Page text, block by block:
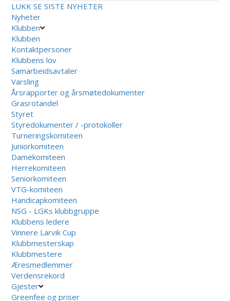
LUKK SE SISTE NYHETER
Nyheter
Klubben
Klubben
Kontaktpersoner
Klubbens lov
Samarbeidsavtaler
Varsling
Årsrapporter og årsmøtedokumenter
Grasrotandel
Styret
Styredokumenter / -protokoller
Turneringskomiteen
Juniorkomiteen
Damekomiteen
Herrekomiteen
Seniorkomiteen
VTG-komiteen
Handicapkomiteen
NSG - LGKs klubbgruppe
Klubbens ledere
Vinnere Larvik Cup
Klubbmesterskap
Klubbmestere
Æresmedlemmer
Verdensrekord
Gjester
Greenfee og priser